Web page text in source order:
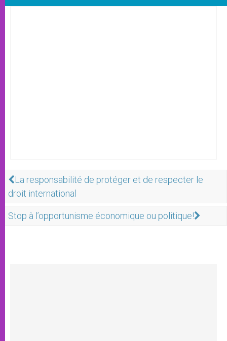
La responsabilité de protéger et de respecter le
droit international
Stop à l’opportunisme économique ou politique!